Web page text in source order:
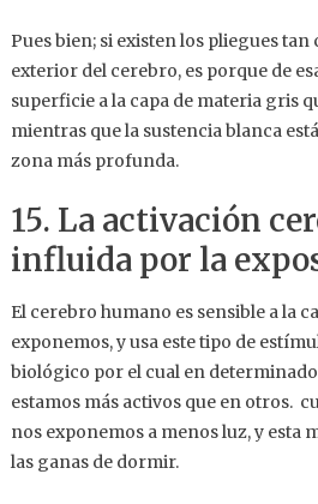
Pues bien; si existen los pliegues
exterior del cerebro, es porque de
superficie a la capa de materia gris
mientras que la sustencia blanca
zona más profunda.
15. La activación
influida por la
El cerebro humano es sensible a la
exponemos, y usa este tipo de
biológico por el cual en
estamos más activos que en otros.
nos exponemos a menos luz, y esta
las ganas de dormir.